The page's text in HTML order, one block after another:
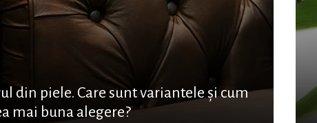
din piele. Care sunt variantele și cum
mai buna alegere?